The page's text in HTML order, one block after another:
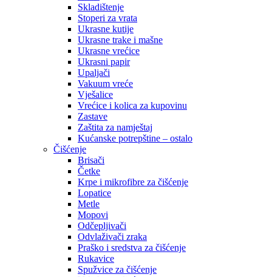
Skladištenje
Stoperi za vrata
Ukrasne kutije
Ukrasne trake i mašne
Ukrasne vrećice
Ukrasni papir
Upaljači
Vakuum vreće
Vješalice
Vrećice i kolica za kupovinu
Zastave
Zaštita za namještaj
Kućanske potrepštine – ostalo
Čišćenje
Brisači
Četke
Krpe i mikrofibre za čišćenje
Lopatice
Metle
Mopovi
Odčepljivači
Odvlaživači zraka
Praško i sredstva za čišćenje
Rukavice
Spužvice za čišćenje